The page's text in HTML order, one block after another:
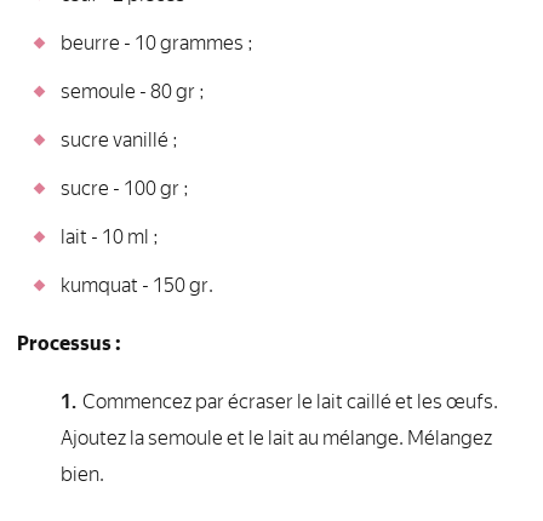
beurre - 10 grammes ;
semoule - 80 gr ;
sucre vanillé ;
sucre - 100 gr ;
lait - 10 ml ;
kumquat - 150 gr.
Processus :
Commencez par écraser le lait caillé et les œufs.
Ajoutez la semoule et le lait au mélange. Mélangez
bien.